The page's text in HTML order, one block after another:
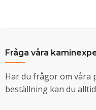
Fråga våra
Har du frågor om våra
beställning kan du